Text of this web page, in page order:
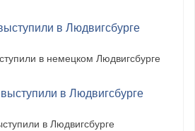
в Людвигсбурге
в немецком Людвигсбурге
в Людвигсбурге
в Людвигсбурге